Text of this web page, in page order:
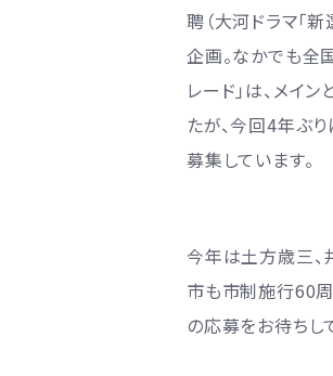
聘（大河ドラマ「
企画。なかでも全
レード」は、メイ
たが、今回4年ぶ
募集しています。
今年は土方歳三、
市も市制施行60周
の応募をお待ちし